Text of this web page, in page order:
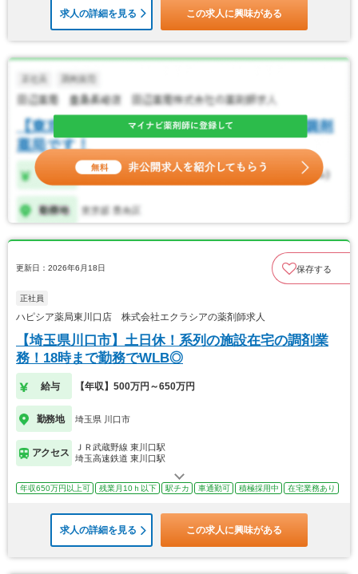
求人の詳細を見る この求人に興味がある
更新日：2026年6月18日 保存する
正社員
ハピシア薬局東川口店 株式会社エクラシアの薬剤師求人
【埼玉県川口市】土日休！系列の施設在宅の調剤業
務！18時まで勤務でWLB◎
給与 【年収】500万円～650万円
勤務地 埼玉県 川口市
アクセス
ＪＲ武蔵野線 東川口駅
埼玉高速鉄道 東川口駅
年収650万円以上可 残業月10ｈ以下 駅チカ 車通勤可 積極採用中 在宅業務あり
求人の詳細を見る この求人に興味がある